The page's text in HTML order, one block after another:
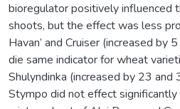
bioregulator positively influenced
shoots, but the effect was less
Havan’ and Cruiser (increased by
die same indicator for wheat
Shulyndinka (increased by 23
Stympo did not effect